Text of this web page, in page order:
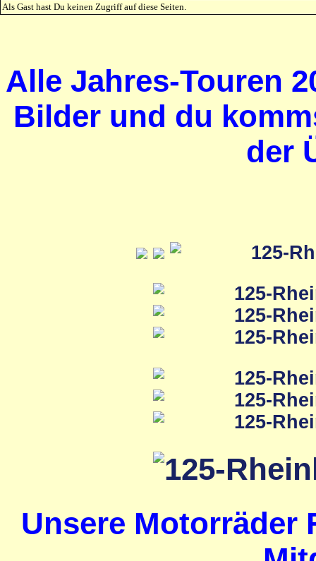
Als Gast hast Du keinen Zugriff auf diese Seiten.
Alle Jahres-Touren
Bilder und du
der
Unsere Motorräder